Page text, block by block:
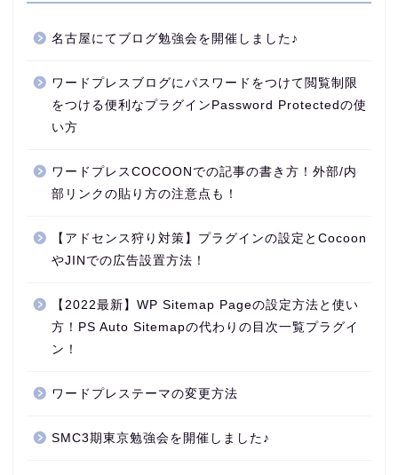
名古屋にてブログ勉強会を開催しました♪
ワードプレスブログにパスワードをつけて閲覧制限
をつける便利なプラグインPassword Protectedの使
い方
ワードプレスCOCOONでの記事の書き方！外部/内
部リンクの貼り方の注意点も！
【アドセンス狩り対策】プラグインの設定とCocoon
やJINでの広告設置方法！
【2022最新】WP Sitemap Pageの設定方法と使い
方！PS Auto Sitemapの代わりの目次一覧プラグイ
ン！
ワードプレステーマの変更方法
SMC3期東京勉強会を開催しました♪